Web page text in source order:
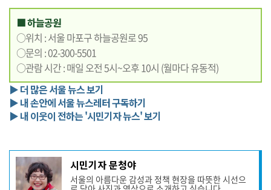
■ 하늘공원
○위치 : 서울 마포구 하늘공원로 95
○문의 : 02-300-5501
○관람 시간 : 매일 오전 5시~오후 10시 (월마다 유동적)
▶ 더 많은 서울 뉴스 보기
▶ 내 손안에 서울 뉴스레터 구독하기
▶ 내 이웃이 전하는 '시민기자 뉴스' 보기
기
사
작
시민기자 문청야
서울의 아름다운 감성과 정책 현장을 따뜻한 시선으